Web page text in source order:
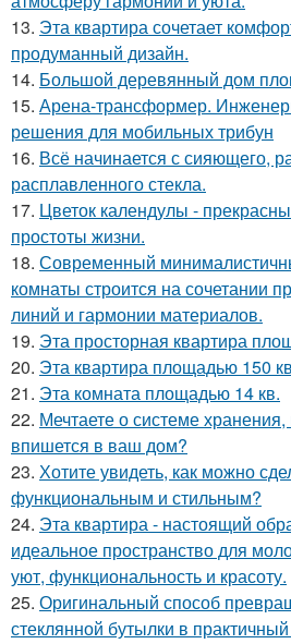
13. Эта квартира сочетает
продуманный дизайн.
14. Большой деревянный дом
15. Арена-трансформер.
решения для мобильных трибун
16. Всё начинается с сияющего,
расплавленного стекла.
17. Цветок календулы -
простоты жизни.
18. Современный
комнаты строится на сочетании
линий и гармонии материалов.
19. Эта просторная квартира
20. Эта квартира площадью 150
21. Эта комната площадью 14 кв.
22. Мечтаете о системе
впишется в ваш дом?
23. Хотите увидеть, как можно
функциональным и стильным?
24. Эта квартира - настоящий
идеальное пространство для
уют, функциональность и красоту.
25. Оригинальный способ
стеклянной бутылки в